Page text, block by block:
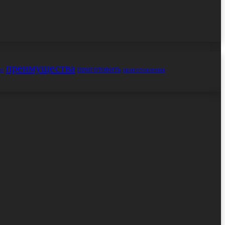
преимущества приготовить приготовления